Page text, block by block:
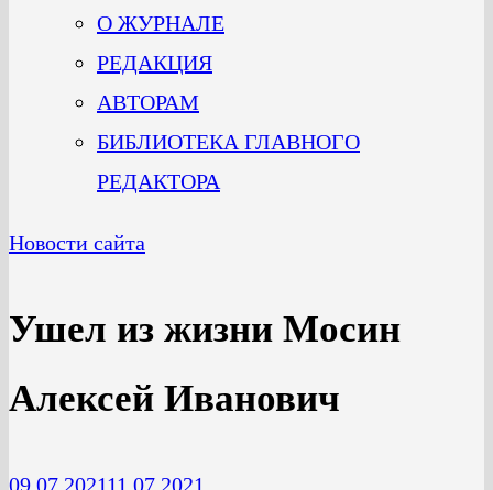
О ЖУРНАЛЕ
РЕДАКЦИЯ
АВТОРАМ
БИБЛИОТЕКА ГЛАВНОГО
РЕДАКТОРА
Новости сайта
Ушел из жизни Мосин
Алексей Иванович
09.07.202111.07.2021